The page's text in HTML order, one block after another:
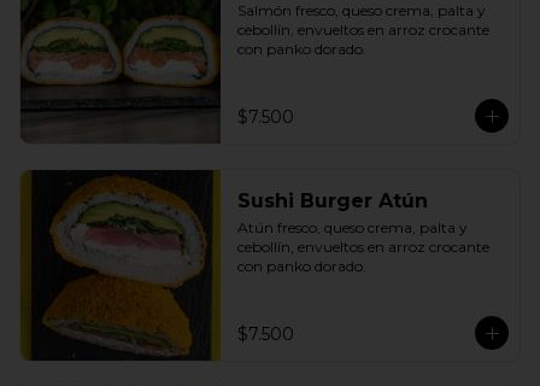
Salmón fresco, queso crema, palta y
cebollín, envueltos en arroz crocante
con panko dorado.
$7.500
Sushi Burger Atún
Atún fresco, queso crema, palta y
cebollín, envueltos en arroz crocante
con panko dorado.
$7.500